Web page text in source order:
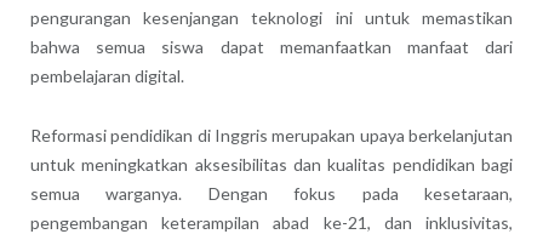
pengurangan kesenjangan teknologi ini untuk memastikan
bahwa semua siswa dapat memanfaatkan manfaat dari
pembelajaran digital.
Reformasi pendidikan di Inggris merupakan upaya berkelanjutan
untuk meningkatkan aksesibilitas dan kualitas pendidikan bagi
semua warganya. Dengan fokus pada kesetaraan,
pengembangan keterampilan abad ke-21, dan inklusivitas,